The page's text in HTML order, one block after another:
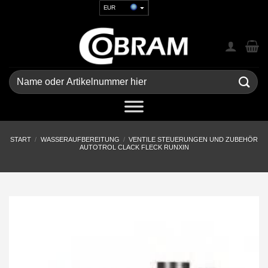
EUR
GBP
CHF
UAH
Suchen
nach:
START / WASSERAUFBEREITUNG / VENTILE STEUERUNGEN UND ZUBEHÖR
AUTOTROL CLACK FLECK RUNXIN